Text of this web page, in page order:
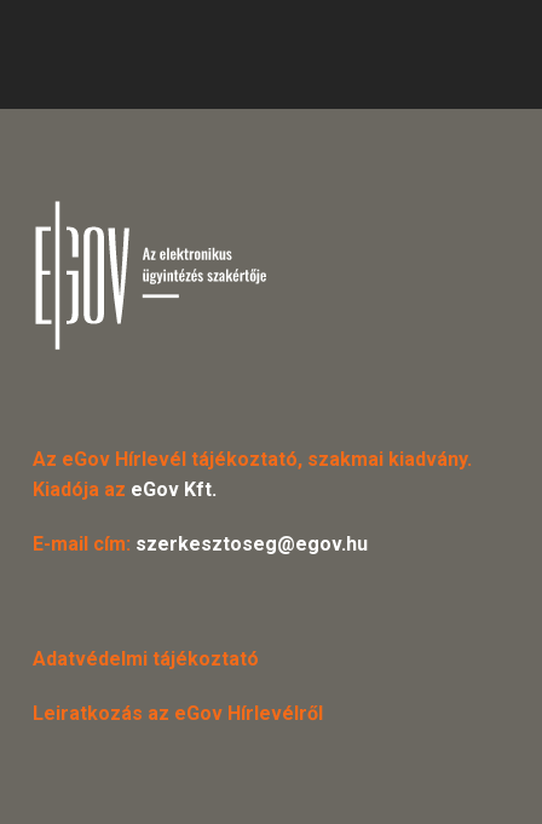
Az eGov Hírlevél tájékoztató, szakmai kiadvány.
Kiadója az eGov Kft.
E-mail cím: szerkesztoseg@egov.hu
Adatvédelmi tájékoztató
Leiratkozás az eGov Hírlevélről